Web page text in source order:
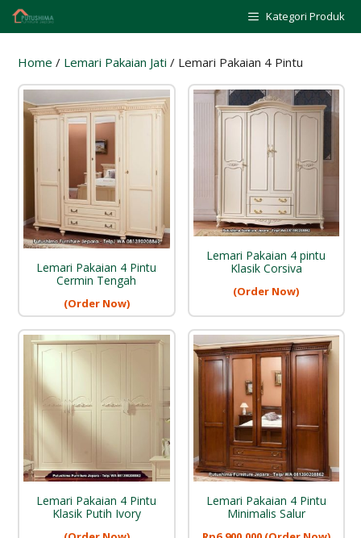
Skip
Kategori Produk
Home / Lemari Pakaian Jati / Lemari Pakaian 4 Pintu
Lemari Pakaian 4 Pintu
Cermin Tengah
(Order Now)
Lemari Pakaian 4 pintu
Klasik Corsiva
(Order Now)
Lemari Pakaian 4 Pintu
Klasik Putih Ivory
Lemari Pakaian 4 Pintu
Minimalis Salur